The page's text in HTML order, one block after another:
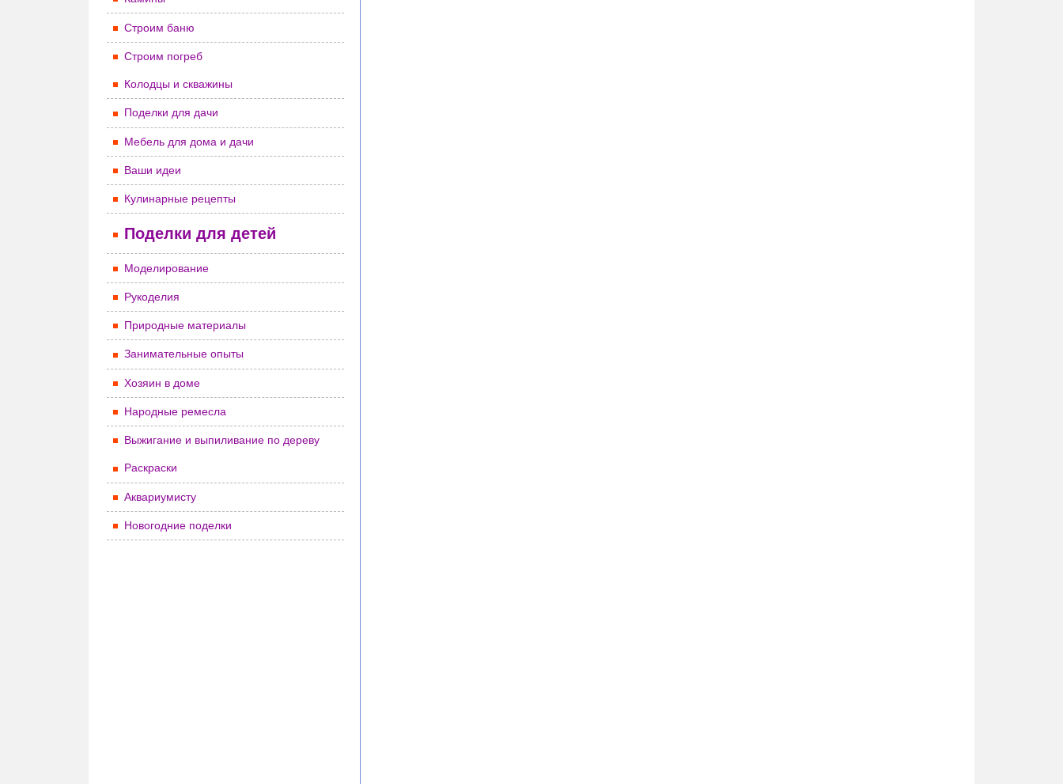
Строим баню
Строим погреб
Колодцы и скважины
Поделки для дачи
Мебель для дома и дачи
Ваши идеи
Кулинарные рецепты
Поделки для детей
Моделирование
Рукоделия
Природные материалы
Занимательные опыты
Хозяин в доме
Народные ремесла
Выжигание и выпиливание по дереву
Раскраски
Аквариумисту
Новогодние поделки